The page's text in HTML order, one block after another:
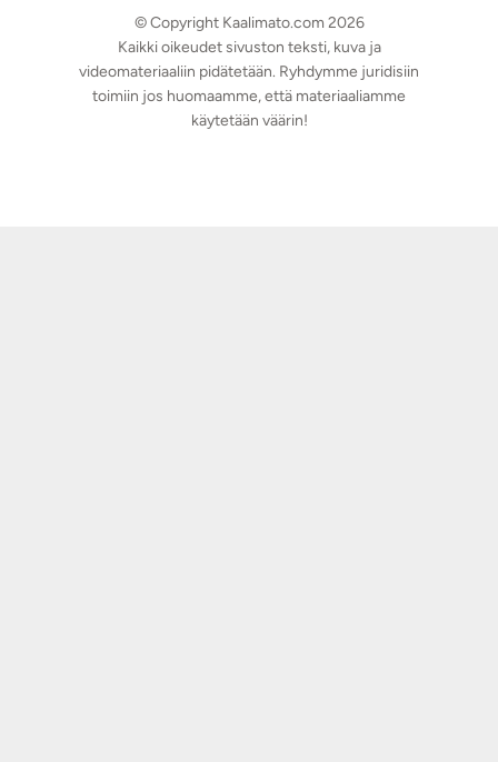
© Copyright Kaalimato.com 2026
Kaikki oikeudet sivuston teksti, kuva ja
videomateriaaliin pidätetään. Ryhdymme juridisiin
toimiin jos huomaamme, että materiaaliamme
käytetään väärin!